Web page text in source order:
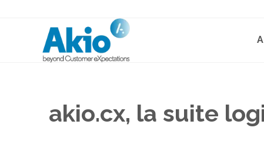
akio.cx, la suite